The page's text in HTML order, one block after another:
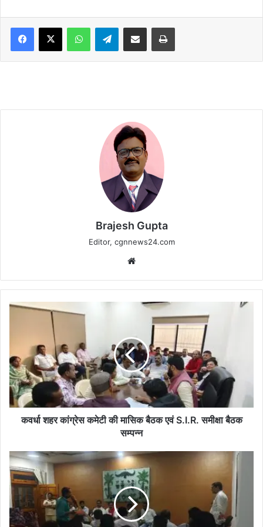
WhatsAppTelegramShare via Email Print
Brajesh Gupta
Editor, cgnnews24.com
कवर्धा
की
मासिक
बैठक
एवं
S.I.R.
समीक्षाकवर्धा शहर कांग्रेस कमेटी की मासिक बैठक एवं S.I.R. समीक्षा बैठक
सम्पन्न
गोंड
आदिवासी
समाज
के
10
शिक्षकों